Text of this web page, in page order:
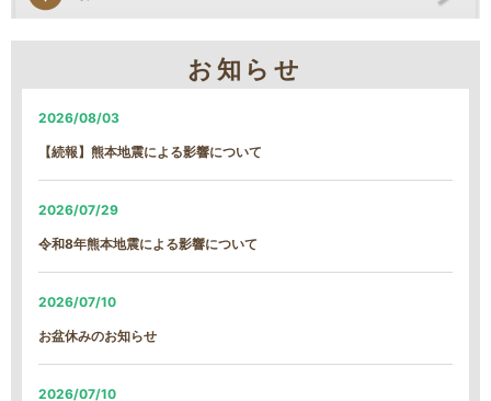
お知らせ
2026/08/03
【続報】熊本地震による影響について
2026/07/29
令和8年熊本地震による影響について
2026/07/10
お盆休みのお知らせ
2026/07/10